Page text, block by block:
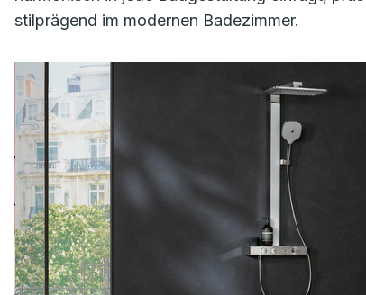
stilprägend im modernen Badezimmer.